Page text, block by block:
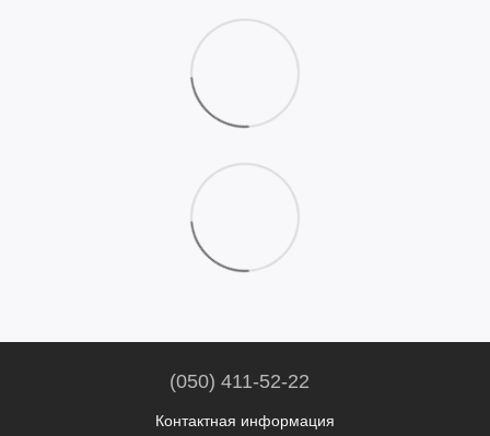
(050) 411-52-22
Контактная информация